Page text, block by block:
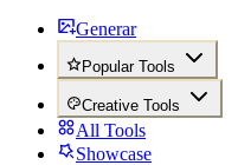
Generar
Popular Tools
Creative Tools
All Tools
Showcase